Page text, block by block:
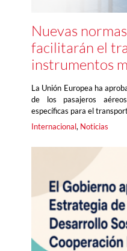
Nuevas
facilitarán el
instrumentos
La Unión Europea ha
de los pasajeros
específicas para el
Internacional, Noticias